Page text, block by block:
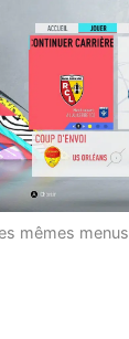
mêmes menus